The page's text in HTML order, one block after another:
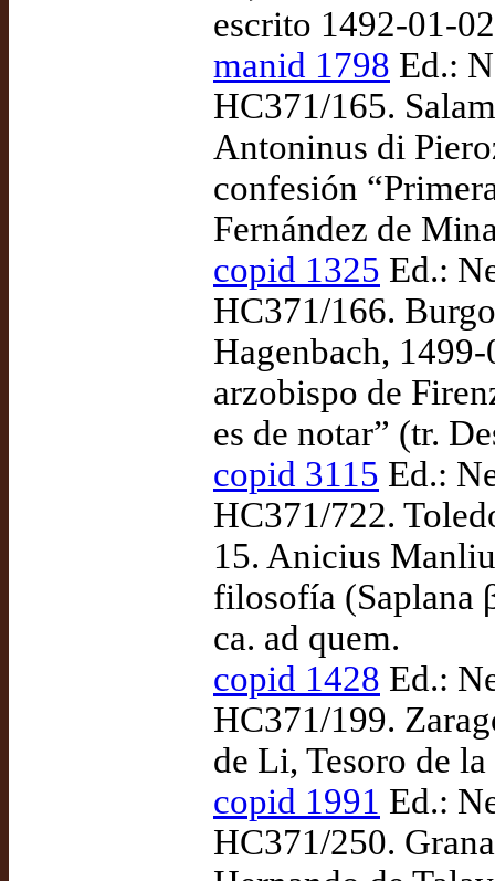
escrito 1492-01-
manid 1798 Ed.:
HC371/165.
Antoninus di
confesión
Fernández de
copid 1325 Ed.:
HC371/166.
Hagenbach,
arzobispo de
es de notar” (tr.
copid 3115 Ed.:
HC371/722.
15. Anicius
filosofía (Saplana
ca. ad quem.
copid 1428 Ed.:
HC371/199.
de Li, Tesoro de
copid 1991 Ed.:
HC371/250.